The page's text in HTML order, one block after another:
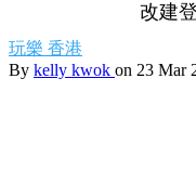
改建
玩樂 香港
By kelly kwok on 23 Mar